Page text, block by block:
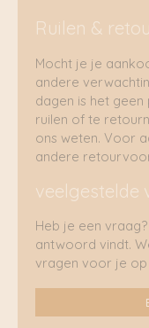
Ruilen &
Mocht je je
andere
dagen is het
ruilen of te
ons weten. Voor
andere
veelgestelde
Heb je een
antwoord vindt.
vragen voor je